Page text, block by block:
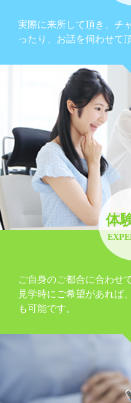
実際に来所して頂き、チ
ったり、お話を伺わせて
体
ご自身のご都合に合わせ
見学時にご希望があれば
も可能です。